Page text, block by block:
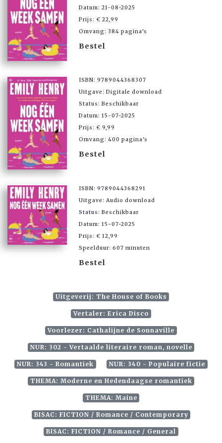
Datum: 21-08-2025
Prijs: € 22,99
Omvang: 384 pagina's
Bestel
ISBN: 9789044368307
Uitgave: Digitale download
Status: Beschikbaar
Datum: 15-07-2025
Prijs: € 9,99
Omvang: 400 pagina's
Bestel
ISBN: 9789044368291
Uitgave: Audio download
Status: Beschikbaar
Datum: 15-07-2025
Prijs: € 12,99
Speelduur: 607 minuten
Bestel
Uitgeverij: The House of Books
Vertaler: Erica Disco
Voorlezer: Cathalijne de Sonnaville
NUR: 302 - Vertaalde literaire roman, novelle
NUR: 343 - Romantiek NUR: 340 - Populaire fictie
THEMA: Moderne en Hedendaagse romantiek
THEMA: Maine
BISAC: FICTION / Romance / Contemporary
BISAC: FICTION / Romance / General